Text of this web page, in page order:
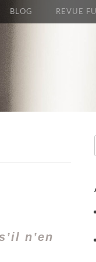
BLOG REVUE
n’en